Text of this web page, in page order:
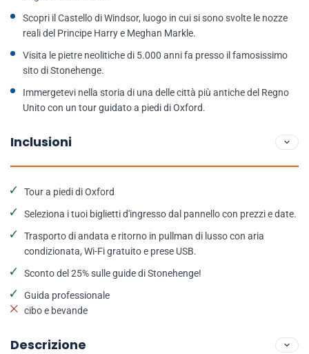
Scopri il Castello di Windsor, luogo in cui si sono svolte le nozze
reali del Principe Harry e Meghan Markle.
Visita le pietre neolitiche di 5.000 anni fa presso il famosissimo
sito di Stonehenge.
Immergetevi nella storia di una delle città più antiche del Regno
Unito con un tour guidato a piedi di Oxford.
Inclusioni
Tour a piedi di Oxford
Seleziona i tuoi biglietti d'ingresso dal pannello con prezzi e date.
Trasporto di andata e ritorno in pullman di lusso con aria
condizionata, Wi-Fi gratuito e prese USB.
Sconto del 25% sulle guide di Stonehenge!
Guida professionale
cibo e bevande
Descrizione